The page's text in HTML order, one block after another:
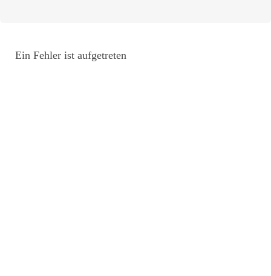
Ein Fehler ist aufgetreten